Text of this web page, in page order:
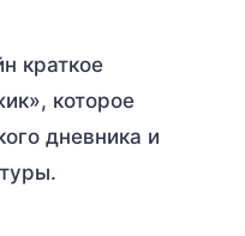
краткое
которое
дневника и